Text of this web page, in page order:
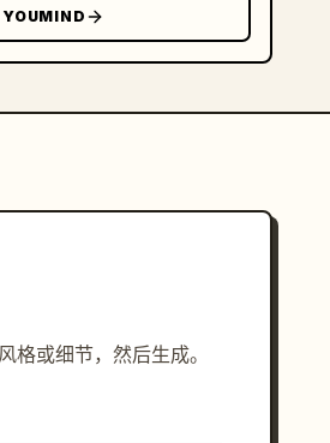
YOUMIND
格或细节，然后生成。